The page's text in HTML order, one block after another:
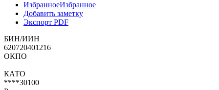
ИзбранноеИзбранное
Добавить заметку
Экспорт PDF
БИН/ИИН
620720401216
ОКПО
КАТО
****30100